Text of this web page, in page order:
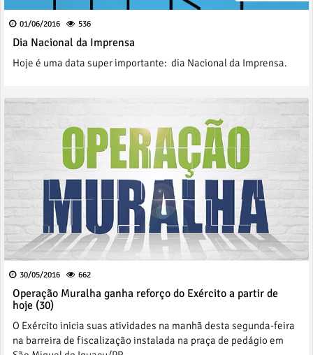
01/06/2016 536
Dia Nacional da Imprensa
Hoje é uma data super importante: dia Nacional da Imprensa.
30/05/2016 662
Operação Muralha ganha reforço do Exército a partir de
hoje (30)
O Exército inicia suas atividades na manhã desta segunda-feira
na barreira de fiscalização instalada na praça de pedágio em